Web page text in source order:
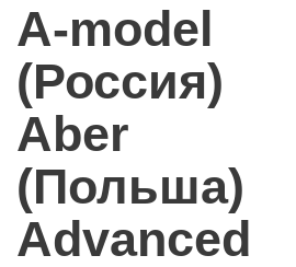
A-model
(Россия)
Aber
(Польша)
Advanced